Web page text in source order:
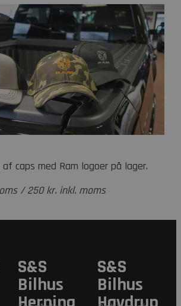
caps med Ram logoer på lager.
/ 250 kr. inkl. moms
S&S
Bilhus
S&S
Bilhus